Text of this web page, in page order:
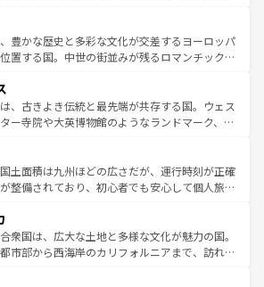
によって風土や気候が異なるスペインはその個
性で訪れる人を魅了する。 なお、新着のスペイン情報は コ
覧を参照してほしい。
魅力が詰まっている。華麗な宮殿、歴史的な大
いビーチ、そして豊かな自然が、訪れる者を心
る。また、フランスは美食の国としても知ら
ンパンの発祥地であるランス、プロヴァンスの
ベンダー畑など、多彩な楽しみ方が可能だ。さ
以外の地域にも魅力が溢れており、どの街角に
足を運ぶとそれぞれで全く異なる文化を体験で
きるだろう。 なお、新着のフランス情報はコンテンツ一覧
ほしい。
豊かな歴史と多彩な文化が交差するヨーロッパ
置する国。中世の街並みが残るロマンチック街
の国は、どこを歩いても飽きることがない。ベ
化的活気、バイエルン州のアルプスの絶景、そ
川沿いのワイン畑といった風景は必見。ビール
な人にはぜひ体験してほしい。 なお、新着の
はコンテンツ一覧を参照してほしい。
、古きよき伝統と最先端が共存する国。ウェス
ー寺院や大英博物館のようなランドマーク、歴
異なる魅力がある。また、優雅なアフタヌーン
ール好きにはたまらない英国パブ、サッカー観
場だからこそできる体験も豊富。イギリスを旅
を参照してほしい。
土面積は九州ほどの広さだが、運行時刻が正確
整備されており、初心者でも安心して個人旅行
のまま残る町や、スイスならではのユニークな
り、アルプス観光だけでなく町歩きも満喫する
る。国民の所得が高いため物価も高いが、旅行
無料で観光を楽しむこともできる。 なお、新
衆国は、広大な土地と多様な文化が魅力の国。
市部から西海岸のカリフォルニアまで、訪れる
大都市は、観光、ショッピング、エンターテイ